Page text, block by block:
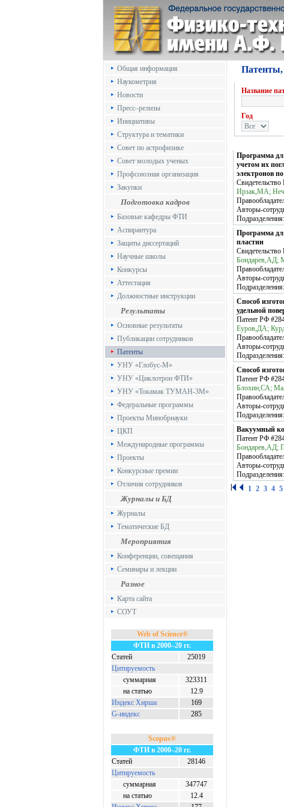
Общая информация
Наукометрия
Новости
Пресс–релизы
Инициативы
Структура и тематики
Совет по астрофизике
Совет молодых ученых
Профсоюзная организация
Закупки
Подготовка кадров
Базовые кафедры ФТИ
Аспирантура
Защиты диссертаций
Научные школы
Конкурсы
Аттестация
Должностные инструкции
Результаты
Основные результаты
Публикации сотрудников
Патенты
УНУ «Глобус-М»
УНУ «Циклотрон ФТИ»
УНУ «Токамак ТУМАН-3М»
Федеральные программы
Проекты Минобрнауки
ЦКП
Международные программы
Проекты
Конкурсные премии
Отличия сотрудников
Журналы и БД
Журналы
Тематические БД
Мероприятия
Конференции, совещания
Семинары и лекции
Разное
Карта сайта
СОУТ
Web of Science®
ФТИ в 2000–20 гг.
Статей
25019
Цитируемость
суммарная
323311
на статью
12.9
Индекс Хирша
169
G-индекс
285
Scopus®
ФТИ в 2000–20 гг.
Статей
28146
Цитируемость
суммарная
347747
на статью
12.4
Название
Год
Программа
учетом их
электронов
Ирзак,МА;
Авторы-
Подразделения:
Программа
пластин
Бондарев,АД;
Авторы-
Подразделения:
Способ
удельной
Патент РФ
Еуров,ДА;
Авторы-
Подразделения:
Способ
Патент РФ
Блохин,СА;
Авторы-
Подразделения:
Вакуумный
Патент РФ
Бондарев,АД;
Авторы-
Подразделения:
1 2 3 4 5